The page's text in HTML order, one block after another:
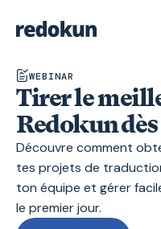
WEBINAR
Tirer le
Redokun
Découvre comment
tes projets de
ton équipe et gérer
le premier jour.